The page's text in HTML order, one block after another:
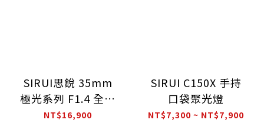
SIRUI思銳 35mm
極光系列 F1.4 全片
幅自動對焦鏡頭
NT$16,900
SIRUI C150X 手持
口袋聚光燈
NT$7,300 ~ NT$7,900